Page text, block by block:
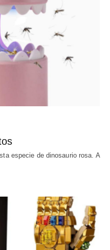
especie de dinosaurio rosa. A